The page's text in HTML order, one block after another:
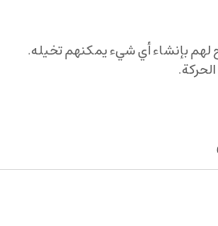
لهم بإنشاء أي شيء يمكنهم تخيله.